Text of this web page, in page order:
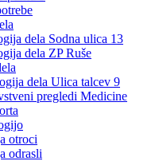
dela Sodna ulica 13
dela ZP Ruše
dela Ulica talcev 9
pregledi Medicine
otroci
odrasli